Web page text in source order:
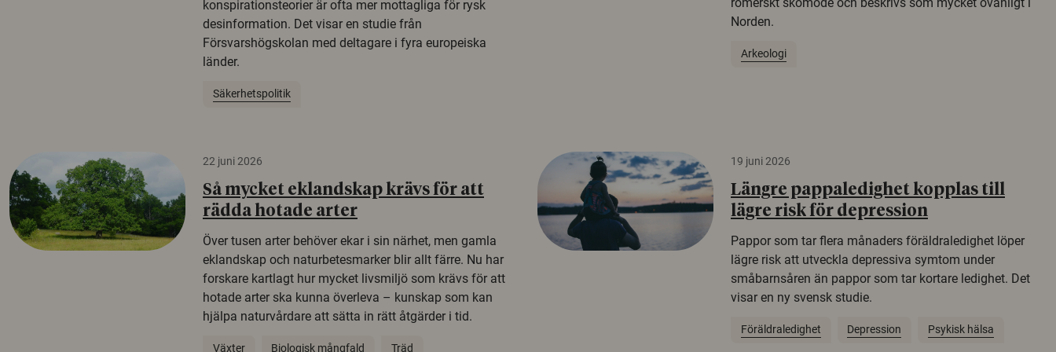
konspirationsteorier är ofta mer mottagliga för rysk
desinformation. Det visar en studie från
Försvarshögskolan med deltagare i fyra europeiska
länder.
Säkerhetspolitik
Norden.
Arkeologi
22 juni 2026
Så mycket eklandskap krävs för att
rädda hotade arter
Över tusen arter behöver ekar i sin närhet, men gamla
eklandskap och naturbetesmarker blir allt färre. Nu har
forskare kartlagt hur mycket livsmiljö som krävs för att
hotade arter ska kunna överleva – kunskap som kan
hjälpa naturvårdare att sätta in rätt åtgärder i tid.
Växter Biologisk mångfald Träd
19 juni 2026
Längre pappaledighet kopplas till
lägre risk för depression
Pappor som tar flera månaders föräldraledighet löper
lägre risk att utveckla depressiva symtom under
småbarnsåren än pappor som tar kortare ledighet. Det
visar en ny svensk studie.
Föräldraledighet Depression Psykisk hälsa